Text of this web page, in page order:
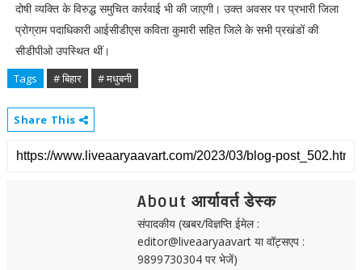
दोषी व्यक्ति के विरुद्ध समुचित कार्रवाई भी की जाएगी। उक्त अवसर पर प्रभारी जिला
प्रोग्राम पदाधिकारी आईसीडीएस कविता कुमारी सहित जिले के सभी प्रखंडों की
सीडीपीओ उपस्थित थीं।
Tags # बिहार # मधुबनी
Share This
About आर्यावर्त डेस्क
संपादकीय (खबर/विज्ञप्ति ईमेल :
editor@liveaaryaavart या वॉट्सएप :
9899730304 पर भेजें)